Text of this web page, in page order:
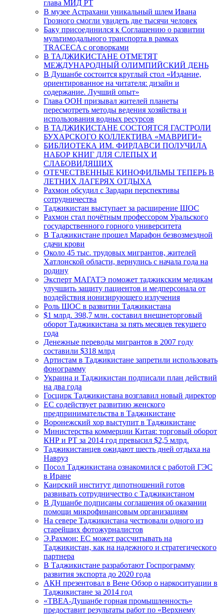
глава МИД РТ
В музее Астрахани уникальный шлем Ивана
Грозного смогли увидеть две тысячи человек
Баку присоединился к Соглашению о развитии
мультимодального транспорта в рамках
TRACECA с оговорками
В ТАДЖИКИСТАНЕ ОТМЕТЯТ
МЕЖДУНАРОДНЫЙ ОЛИМПИЙСКИЙ ДЕНЬ
В Душанбе состоится круглый стол «Издание,
ориентированное на читателя: дизайн и
содержание. Лучший опыт»
Глава ООН призывал жителей планеты
пересмотреть методы ведения хозяйства и
использования водных ресурсов
В ТАДЖИКИСТАНЕ СОСТОЯТСЯ ГАСТРОЛИ
БУХАРСКОГО КОЛЛЕКТИВА «МАВРИГИ»
БИБЛИОТЕКА ИМ. ФИРДАВСИ ПОЛУЧИЛА
НАБОР КНИГ ДЛЯ СЛЕПЫХ И
СЛАБОВИДЯЩИХ
ОТЕЧЕСТВЕННЫЕ КИНОФИЛЬМЫ ТЕПЕРЬ В
ЛЕТНИХ ЛАГЕРЯХ ОТДЫХА
Рахмон обсудил с Зардари перспективы
сотрудничества
Таджикистан выступает за расширение ШОС
Рахмон стал почётным профессором Уральского
государственного горного университета
В Таджикистане прошел Марафон безвозмездной
сдачи крови
Около 45 тыс. трудовых мигрантов, жителей
Хатлонской области, вернулись с начала года на
родину
Эксперт МАГАТЭ поможет таджикским медикам
улучшить защиту пациентов и медперсонала от
воздействия ионизирующего излучения
Роль ШОС в развитии Таджикистана
$1 млрд. 398,7 млн. составил внешнеторговый
оборот Таджикистана за пять месяцев текущего
года
Денежные переводы мигрантов в 2007 году
составили $318 млрд
Артистам в Таджикистане запретили использовать
фонограмму
Украина и Таджикистан подписали план действий
на два года
Госцирк Таджикистана возглавил новый директор
ЕС содействует развитию женского
предпринимательства в Таджикистане
Воронежский хор выступит в Таджикистане
Министерства коммерции Китая: торговый оборот
КНР и РТ за 2014 год превысил $2,5 млрд.
Таджикистанцев ожидают шесть дней отдыха на
Навруз
Посол Таджикистана ознакомился с работой ГЭС
в Иране
Каирский институт дипотношений готов
развивать сотрудничество с Таджикистаном
В Душанбе подписаны соглашения об оказании
помощи микрофинансовым организациям
На севере Таджикистана чествовали одного из
старейших фотожурналистов
Э.Рахмон: ЕС может рассчитывать на
Таджикистан, как на надежного и стратегического
партнера
В Таджикистане разработают Госпрограмму
развития экспорта до 2020 года
АКН презентовал в Вене Обзор о наркоситуации в
Таджикистане за 2014 год
«ТВЕА-Душанбе горная промышленность»
предоставит результаты работ по «Верхнему